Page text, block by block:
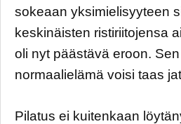
sokeaan yksimielisyyteen
keskinäisten ristiriitojensa
oli nyt päästävä eroon.
normaalielämä voisi taas
Pilatus ei kuitenkaan